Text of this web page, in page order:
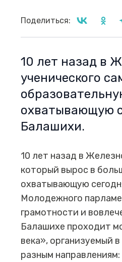
Поделиться:
10 лет назад в
ученического
охватывающую
Балашихи.
10 лет назад в
который вырос в
охватывающую
Молодежного
грамотности и
Балашихе проходит
века», организуемый
разным